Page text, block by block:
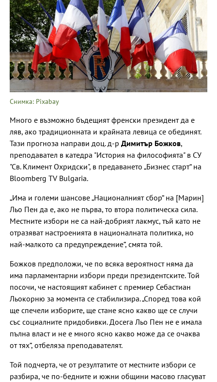
Снимка: Pixabay
Много е възможно бъдещият френски президент да е
ляв, ако традиционната и крайната левица се обединят.
Тази прогноза направи доц. д-р Димитър Божков,
преподавател в катедра "История на философията" в СУ
"Св. Климент Охридски", в предаването „Бизнес старт“ на
Bloomberg TV Bulgaria.
„Има и големи шансове „Националният сбор“ на [Марин]
Льо Пен да е, ако не първа, то втора политическа сила.
Местните избори не са най-добрият лакмус, тъй като не
отразяват настроенията в националната политика, но
най-малкото са предупреждение“, смята той.
Божков предположи, че по всяка вероятност няма да
има парламентарни избори преди президентските. Той
посочи, че настоящият кабинет с премиер Себастиан
Льокорню за момента се стабилизира. „Според това кой
ще спечели изборите, ще стане ясно какво ще се случи
със социалните придобивки. Досега Льо Пен не е имала
пълна власт и не е много ясно какво може да се очаква
от тях“, отбеляза преподавателят.
Той подчерта, че от резултатите от местните избори се
разбира, че по-бедните и южни общини масово гласуват